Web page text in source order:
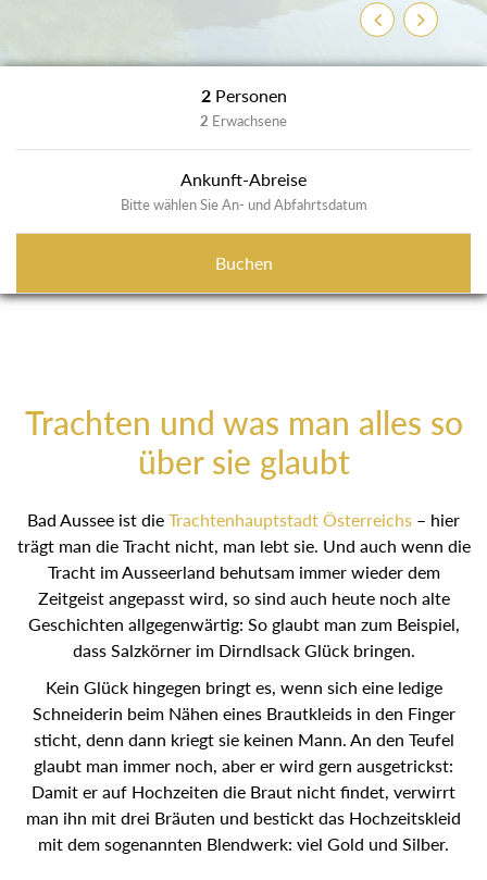
ZurückWeiter
2 Personen
2 Erwachsene
Ankunft-Abreise
Bitte wählen Sie An- und Abfahrtsdatum
Buchen
Trachten und was man alles so
über sie glaubt
Bad Aussee ist die Trachtenhauptstadt Österreichs – hier
trägt man die Tracht nicht, man lebt sie. Und auch wenn die
Tracht im Ausseerland behutsam immer wieder dem
Zeitgeist angepasst wird, so sind auch heute noch alte
Geschichten allgegenwärtig: So glaubt man zum Beispiel,
dass Salzkörner im Dirndlsack Glück bringen.
Kein Glück hingegen bringt es, wenn sich eine ledige
Schneiderin beim Nähen eines Brautkleids in den Finger
sticht, denn dann kriegt sie keinen Mann. An den Teufel
glaubt man immer noch, aber er wird gern ausgetrickst:
Damit er auf Hochzeiten die Braut nicht findet, verwirrt
man ihn mit drei Bräuten und bestickt das Hochzeitskleid
mit dem sogenannten Blendwerk: viel Gold und Silber.